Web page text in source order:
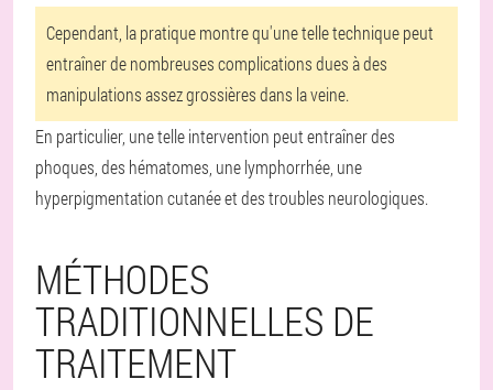
Cependant, la pratique montre qu'une telle technique peut
entraîner de nombreuses complications dues à des
manipulations assez grossières dans la veine.
En particulier, une telle intervention peut entraîner des
phoques, des hématomes, une lymphorrhée, une
hyperpigmentation cutanée et des troubles neurologiques.
MÉTHODES
TRADITIONNELLES DE
TRAITEMENT